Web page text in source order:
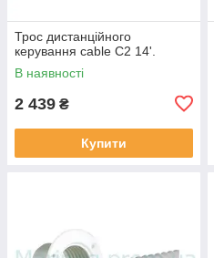
Трос дистанційного
керування cable C2 14'.
В наявності
2 439 ₴
Купити